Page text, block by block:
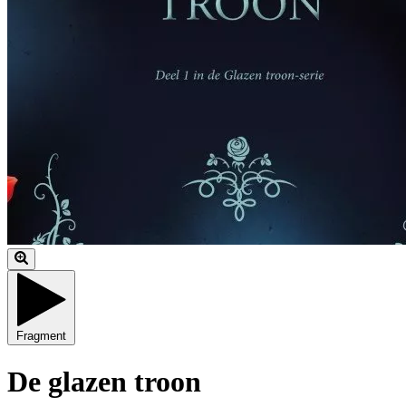
Fragment
De glazen troon